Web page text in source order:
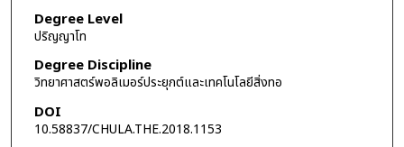
Degree Level
ปริญญาโท
Degree Discipline
วิทยาศาสตร์พอลิเมอร์ประยุกต์และเทคโนโลยีสิ่งทอ
DOI
10.58837/CHULA.THE.2018.1153